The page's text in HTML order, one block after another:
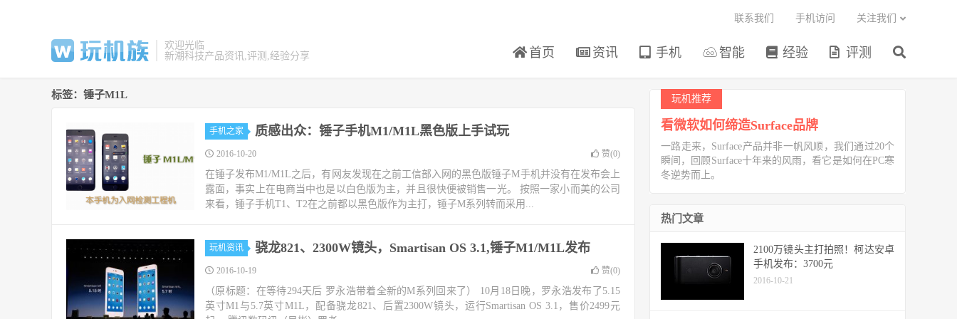
欢迎光临
新潮科技产品资讯,评测,经验分享
首页 资讯 手机 智能 经验 评测
联系我们 手机访问 关注我们
标签：锤子M1L
手机之家 质感出众：锤子手机M1/M1L黑色版上手试玩
2016-10-20 赞(0)
在锤子发布M1/M1L之后，有网友发现在之前工信部入网的黑色版锤子M手机并没有在发布会上
露面，事实上在电商当中也是以白色版为主，并且很快便被销售一光。 按照一家小而美的公司
来看，锤子手机T1、T2在之前都以黑色版作为主打，锤子M系列转而采用...
玩机资讯 骁龙821、2300W镜头，Smartisan OS 3.1,锤子M1/M1L发布
2016-10-19 赞(0)
（原标题：在等待294天后 罗永浩带着全新的M系列回来了） 10月18日晚，罗永浩发布了5.15
英寸M1与5.7英寸M1L，配备骁龙821、后置2300W镜头，运行Smartisan OS 3.1，售价2499元
玩机推荐
看微软如何缔造Surface品牌
一路走来，Surface产品并非一帆风顺，我们通过20个
瞬间，回顾Surface十年来的风雨，看它是如何在PC寒
冬逆势而上。
热门文章
2100万镜头主打拍照！柯达安卓
手机发布：3700元
2016-10-21